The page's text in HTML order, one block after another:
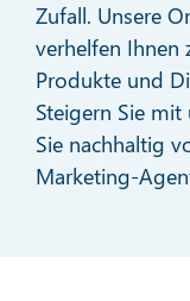
Zufall. Unsere
verhelfen Ihnen
Produkte und
Steigern Sie
Sie nachhaltig
Marketing-